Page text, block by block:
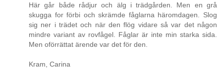
Här går både rådjur och älg i trädgården. Men en grå
skugga for förbi och skrämde fåglarna häromdagen. Slog
sig ner i trädet och när den flög vidare så var det någon
mindre variant av rovfågel. Fåglar är inte min starka sida.
Men oförrättat ärende var det för den.
Kram, Carina